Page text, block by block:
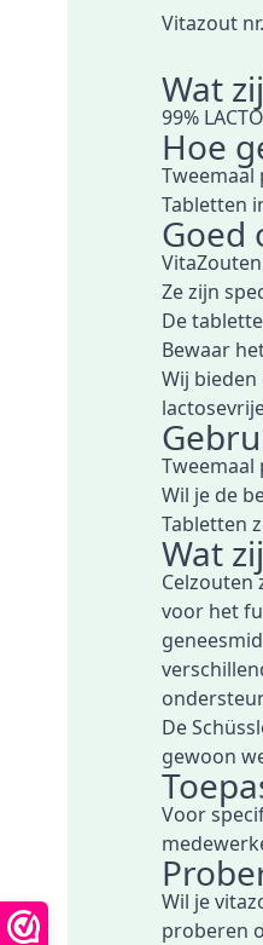
Vitazout
Wat
99%
Hoe
Tweemaal
Tabletten
Goed
Ze zijn
De
Bewaar
Wij
Tweemaal
Wil je de
Tabletten
Wat
Celzouten
voor het
De
gewoon
Voor
Wil je
proberen